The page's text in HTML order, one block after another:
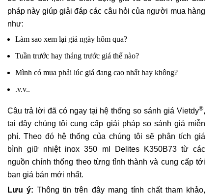
pháp này giúp giải đáp các câu hỏi của người mua hàng
như:
Làm sao xem lại giá ngày hôm qua?
Tuần trước hay tháng trước giá thế nào?
Mình có mua phải lúc giá đang cao nhất hay không?
.v.v..
Câu trả lời đã có ngay tại hệ thống so sánh giá Vietdy®,
tại đây chúng tôi cung cấp giải pháp so sánh giá miễn
phí. Theo đó hệ thống của chúng tôi sẽ phân tích giá
bình giữ nhiệt inox 350 ml Delites K350B73 từ các
nguồn chính thống theo từng tỉnh thành và cung cấp tới
bạn giá bán mới nhất.
Lưu ý: Thông tin trên đây mang tính chất tham khảo,